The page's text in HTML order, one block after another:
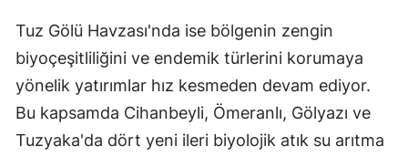
Siirt
Sinop
Sivas
Tuz Gölü Havzası'nda ise bölgenin zengin
biyoçeşitliliğini ve endemik türlerini korumaya
yönelik yatırımlar hız kesmeden devam ediyor.
Bu kapsamda Cihanbeyli, Ömeranlı, Gölyazı ve
Tuzyaka'da dört yeni ileri biyolojik atık su arıtma